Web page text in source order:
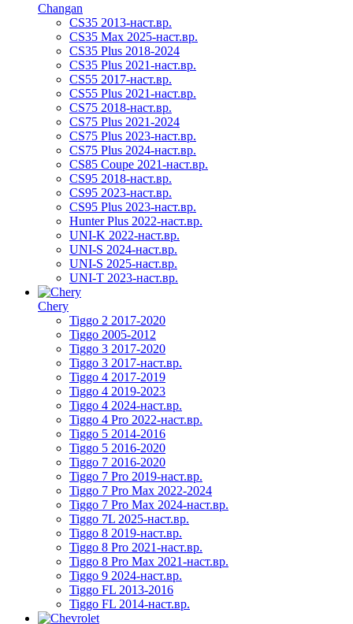
Changan
CS35 2013-наст.вр.
CS35 Max 2025-наст.вр.
CS35 Plus 2018-2024
CS35 Plus 2021-наст.вр.
CS55 2017-наст.вр.
CS55 Plus 2021-наст.вр.
CS75 2018-наст.вр.
CS75 Plus 2021-2024
CS75 Plus 2023-наст.вр.
CS75 Plus 2024-наст.вр.
CS85 Coupe 2021-наст.вр.
CS95 2018-наст.вр.
CS95 2023-наст.вр.
CS95 Plus 2023-наст.вр.
Hunter Plus 2022-наст.вр.
UNI-K 2022-наст.вр.
UNI-S 2024-наст.вр.
UNI-S 2025-наст.вр.
UNI-T 2023-наст.вр.
Chery
Tiggo 2 2017-2020
Tiggo 2005-2012
Tiggo 3 2017-2020
Tiggo 3 2017-наст.вр.
Tiggo 4 2017-2019
Tiggo 4 2019-2023
Tiggo 4 2024-наст.вр.
Tiggo 4 Pro 2022-наст.вр.
Tiggo 5 2014-2016
Tiggo 5 2016-2020
Tiggo 7 2016-2020
Tiggo 7 Pro 2019-наст.вр.
Tiggo 7 Pro Max 2022-2024
Tiggo 7 Pro Max 2024-наст.вр.
Tiggo 7L 2025-наст.вр.
Tiggo 8 2019-наст.вр.
Tiggo 8 Pro 2021-наст.вр.
Tiggo 8 Pro Max 2021-наст.вр.
Tiggo 9 2024-наст.вр.
Tiggo FL 2013-2016
Tiggo FL 2014-наст.вр.